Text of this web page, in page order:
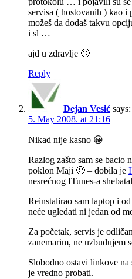
servisa ( hostovanih ) kao i
možeš da dodaš takvu
i sl …
ajd u zdravlje 🙂
Reply
Dejan Vesić says:
5. May 2008. at 21:16
Nikad nije kasno 😀
Razlog zašto sam se bacio
poklon Maji 🙂 – dobila je
nesrećnog ITunes-a
Reinstalirao sam laptop i
neće ugledati ni jedan od
Za početak, servis je
zanemarim, ne uzbuđujem
Slobodno ostavi linkove na
je vredno probati.